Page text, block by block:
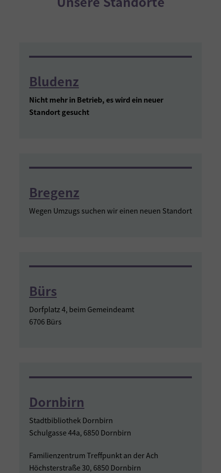
Bludenz
Nicht mehr in Betrieb, es wird ein neuer
Standort gesucht
Bregenz
Wegen Umzugs suchen wir einen neuen Standort
Bürs
Dorfplatz 4, beim Gemeindeamt
6706 Bürs
Dornbirn
Stadtbibliothek Dornbirn
Schulgasse 44a, 6850 Dornbirn
Familienzentrum Treffpunkt an der Ach
Höchsterstraße 30, 6850 Dornbirn